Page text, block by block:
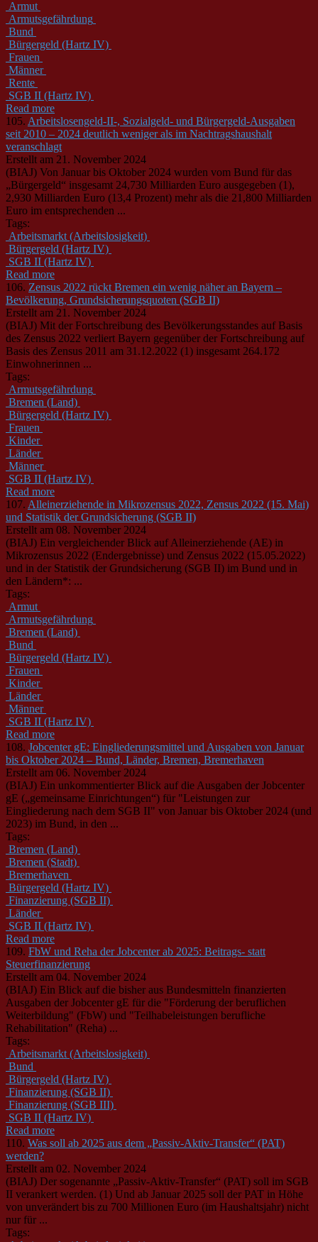
Armut
Armutsgefährdung
Bund
Bürgergeld (Hartz IV)
Frauen
Männer
Rente
SGB II (Hartz IV)
Read more
105. Arbeitslosengeld-II-, Sozialgeld- und Bürgergeld-Ausgaben
seit 2010 – 2024 deutlich weniger als im Nachtragshaushalt
veranschlagt
Erstellt am 21. November 2024
(BIAJ) Von Januar bis Oktober 2024 wurden vom Bund für das
„Bürgergeld“ insgesamt 24,730 Milliarden Euro ausgegeben (1),
2,930 Milliarden Euro (13,4 Prozent) mehr als die 21,800 Milliarden
Euro im entsprechenden ...
Tags:
Arbeitsmarkt (Arbeitslosigkeit)
Bürgergeld (Hartz IV)
SGB II (Hartz IV)
Read more
106. Zensus 2022 rückt Bremen ein wenig näher an Bayern –
Bevölkerung, Grundsicherungsquoten (SGB II)
Erstellt am 21. November 2024
(BIAJ) Mit der Fortschreibung des Bevölkerungsstandes auf Basis
des Zensus 2022 verliert Bayern gegenüber der Fortschreibung auf
Basis des Zensus 2011 am 31.12.2022 (1) insgesamt 264.172
Einwohnerinnen ...
Tags:
Armutsgefährdung
Bremen (Land)
Bürgergeld (Hartz IV)
Frauen
Kinder
Länder
Männer
SGB II (Hartz IV)
Read more
107. Alleinerziehende in Mikrozensus 2022, Zensus 2022 (15. Mai)
und Statistik der Grundsicherung (SGB II)
Erstellt am 08. November 2024
(BIAJ) Ein vergleichender Blick auf Alleinerziehende (AE) in
Mikrozensus 2022 (Endergebnisse) und Zensus 2022 (15.05.2022)
und in der Statistik der Grundsicherung (SGB II) im Bund und in
den Ländern*: ...
Tags:
Armut
Armutsgefährdung
Bremen (Land)
Bund
Bürgergeld (Hartz IV)
Frauen
Kinder
Länder
Männer
SGB II (Hartz IV)
Read more
108. Jobcenter gE: Eingliederungsmittel und Ausgaben von Januar
bis Oktober 2024 – Bund, Länder, Bremen, Bremerhaven
Erstellt am 06. November 2024
(BIAJ) Ein unkommentierter Blick auf die Ausgaben der Jobcenter
gE („gemeinsame Einrichtungen“) für "Leistungen zur
Eingliederung nach dem SGB II" von Januar bis Oktober 2024 (und
2023) im Bund, in den ...
Tags:
Bremen (Land)
Bremen (Stadt)
Bremerhaven
Bürgergeld (Hartz IV)
Finanzierung (SGB II)
Länder
SGB II (Hartz IV)
Read more
109. FbW und Reha der Jobcenter ab 2025: Beitrags- statt
Steuerfinanzierung
Erstellt am 04. November 2024
(BIAJ) Ein Blick auf die bisher aus Bundesmitteln finanzierten
Ausgaben der Jobcenter gE für die "Förderung der beruflichen
Weiterbildung" (FbW) und "Teilhabeleistungen berufliche
Rehabilitation" (Reha) ...
Tags:
Arbeitsmarkt (Arbeitslosigkeit)
Bund
Bürgergeld (Hartz IV)
Finanzierung (SGB II)
Finanzierung (SGB III)
SGB II (Hartz IV)
Read more
110. Was soll ab 2025 aus dem „Passiv-Aktiv-Transfer“ (PAT)
werden?
Erstellt am 02. November 2024
(BIAJ) Der sogenannte „Passiv-Aktiv-Transfer“ (PAT) soll im SGB
II verankert werden. (1) Und ab Januar 2025 soll der PAT in Höhe
von unverändert bis zu 700 Millionen Euro (im Haushaltsjahr) nicht
nur für ...
Tags: